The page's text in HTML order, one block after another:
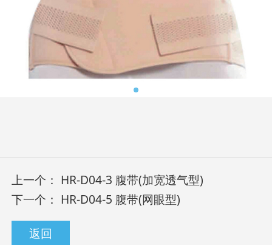
上一个： HR-D04-3 腹带(加宽透气型)
下一个： HR-D04-5 腹带(网眼型)
返回